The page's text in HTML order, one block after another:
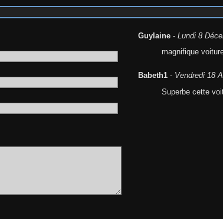
Guylaine -Lundi 8
magnifique
Babeth1 - Vendredi 18
Superbe cette